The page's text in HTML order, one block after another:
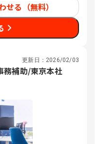
せる（無料）
更新日： 2026/02/03
務補助/東京本社